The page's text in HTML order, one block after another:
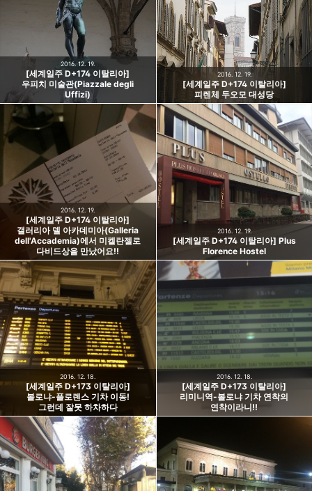
[세계일주 D+174 이탈리아]
우피치 미술관(Piazzale degli
Uffizi)
2016. 12. 19.
[세계일주 D+174 이탈리아]
피렌체 두오모 대성당
2016. 12. 19.
[세계일주 D+174 이탈리아]
갤러리아 델 아카데미아(Galleria
dell'Accademia)에서 미켈란젤로
다비드상을 만났어요!!
2016. 12. 19.
[세계일주 D+174 이탈리아] Plus
Florence Hostel
2016. 12. 19.
[세계일주 D+173 이탈리아]
볼로냐-플로렌스 기차 이동!
그런데 잘못 하차하다
2016. 12. 18.
[세계일주 D+173 이탈리아]
리미니역-볼로냐 기차 연착의
연착이라니!!
2016. 12. 18.